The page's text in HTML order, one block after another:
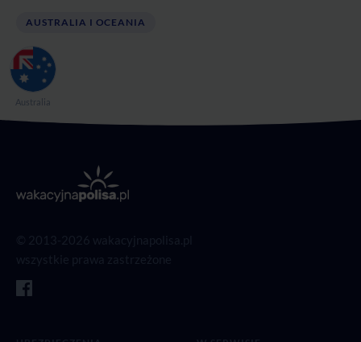
AUSTRALIA I OCEANIA
Australia